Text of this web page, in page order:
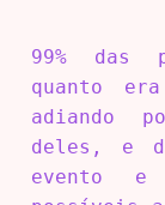
99% das
quanto
adiando
deles, e
evento